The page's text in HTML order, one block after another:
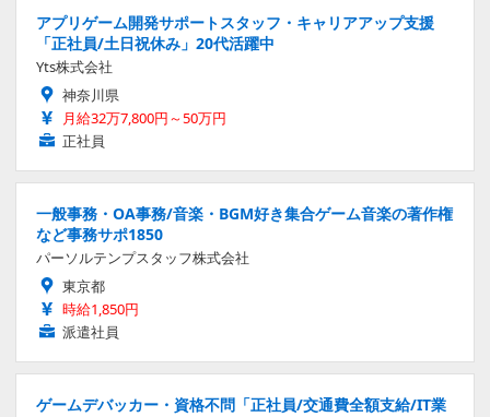
アプリゲーム開発サポートスタッフ・キャリアアップ支援
「正社員/土日祝休み」20代活躍中
Yts株式会社
神奈川県
月給32万7,800円～50万円
正社員
一般事務・OA事務/音楽・BGM好き集合ゲーム音楽の著作権
など事務サポ1850
パーソルテンプスタッフ株式会社
東京都
時給1,850円
派遣社員
ゲームデバッカー・資格不問「正社員/交通費全額支給/IT業